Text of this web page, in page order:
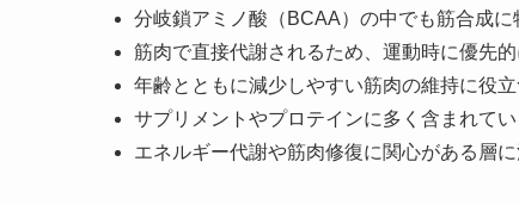
分岐鎖アミノ酸（BCAA）の中でも筋合成に
筋肉で直接代謝されるため、運動時に優先
年齢とともに減少しやすい筋肉の維持に役立
サプリメントやプロテインに多く含まれてい
エネルギー代謝や筋肉修復に関心がある層